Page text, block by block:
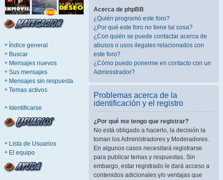
Índice general
Buscar
Mensajes nuevos
Sus mensajes
Mensajes sin respuesta
Temas activos
Identificarse
Lista de Usuarios
El equipo
Acerca de phpBB
¿Quién programó este foro?
¿Por qué este foro no tiene tal cosa?
¿Con quién se puede contactar acerca de
abusos o usos ilegales relacionados con
este foro?
¿Cómo puedo ponerme en contacto con un
Administrador?
Problemas acerca de la
identificación y el registro
¿Por qué me tengo que registrar?
No está obligado a hacerlo, la decisión la
toman los Administradores y Moderadores.
En algunos casos necesitará registrarse
para publicar temas y respuestas. Sin
embargo, estar registrado le dará acceso a
contenidos adicionales y/o ventajas que